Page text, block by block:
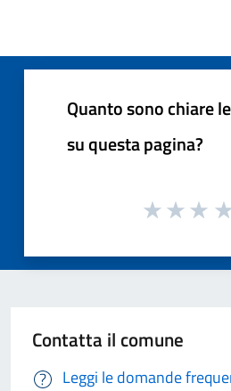
Quanto sono chiare
su questa pagina?
Contatta il comune
Leggi le domande